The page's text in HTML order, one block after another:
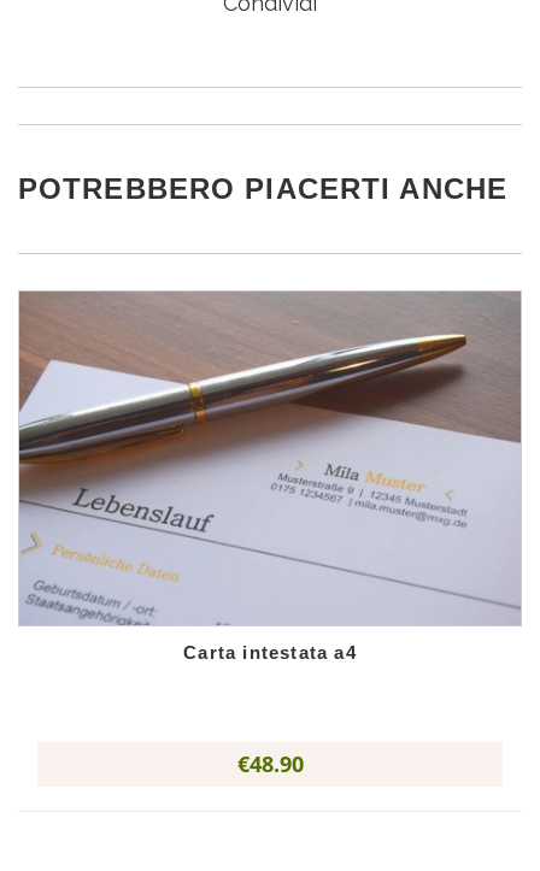
POTREBBERO PIACERTI ANCHE
Carta intestata a4
€48.90